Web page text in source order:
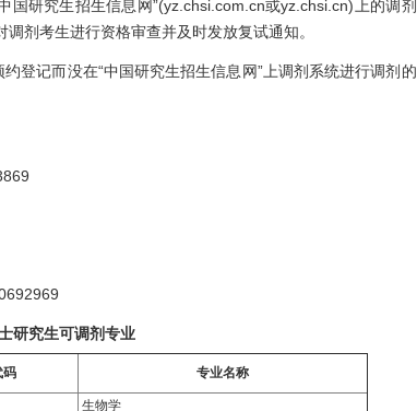
研究生招生信息网”(yz.chsi.com.cn或yz.chsi.cn)上的调剂
剂考生进行资格审查并及时发放复试通知。
记而没在“中国研究生招生信息网”上调剂系统进行调剂的
研究生可调剂专业
码 专业名称
生物学